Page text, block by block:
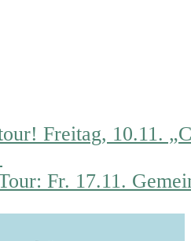
Freitag, 10.11.
Fr. 17.11.